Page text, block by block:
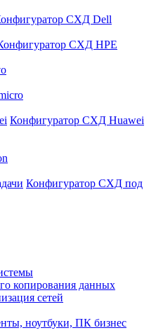
СХД Dell
СХД HPE
Конфигуратор СХД Huawei
Конфигуратор СХД под
копирования данных
сетей
ноутбуки, ПК бизнес